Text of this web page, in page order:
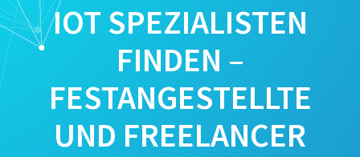
IOT SPEZIALISTEN
FINDEN –
FESTANGESTELLTE
UND FREELANCER